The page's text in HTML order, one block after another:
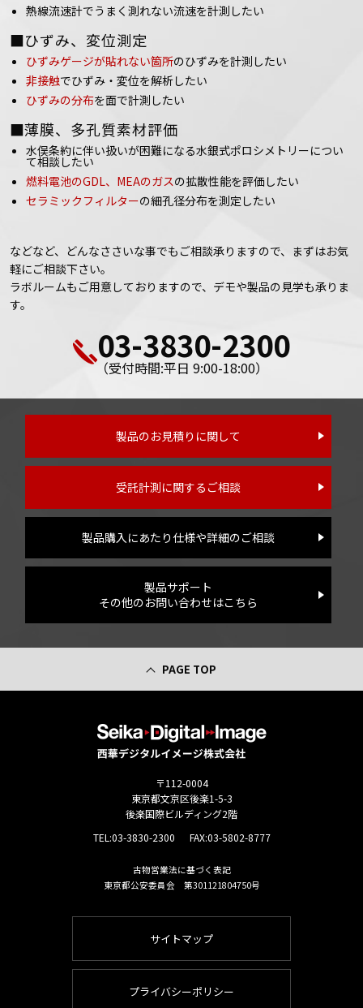
熱線流速計でうまく測れない流速を計測したい
■ひずみ、変位測定
ひずみゲージが貼れない箇所のひずみを計測したい
非接触でひずみ・変位を解析したい
ひずみの分布を面で計測したい
■薄膜、多孔質素材評価
水俣条約に伴い扱いが困難になる水銀式ポロシメトリーについ
て相談したい
燃料電池のGDL、MEAのガスの拡散性能を評価したい
セラミックフィルターの細孔径分布を測定したい
などなど、どんなささいな事でもご相談承りますので、まずはお気
軽にご相談下さい。
ラボルームもご用意しておりますので、デモや製品の見学も承りま
す。
03-3830-2300
（受付時間:平日 9:00-18:00）
製品のお見積りに関して
受託計測に関するご相談
製品購入にあたり仕様や詳細のご相談
製品サポート
その他のお問い合わせはこちら
PAGE TOP
〒112-0004
東京都文京区後楽1-5-3
後楽国際ビルディング2階
TEL:03-3830-2300 FAX:03-5802-8777
古物営業法に基づく表記
東京都公安委員会 第301121804750号
サイトマップ
プライバシーポリシー